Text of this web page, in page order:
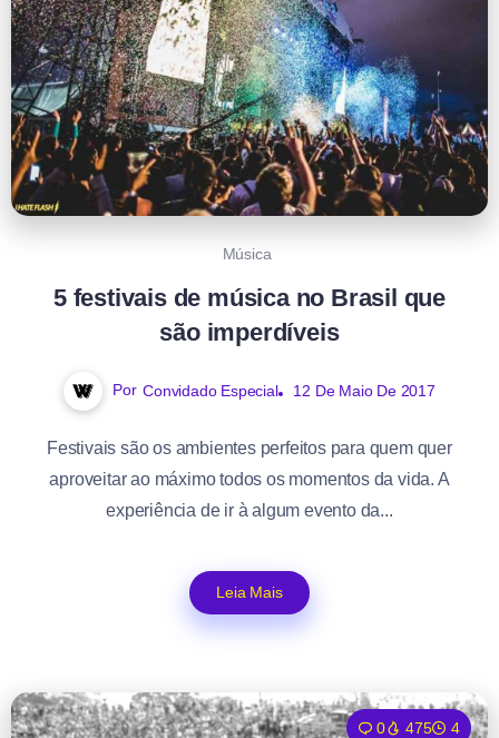
Música
5 festivais de música no Brasil que
são imperdíveis
Por Convidado Especial 12 De Maio De 2017
Festivais são os ambientes perfeitos para quem quer
aproveitar ao máximo todos os momentos da vida. A
experiência de ir à algum evento da...
Leia Mais
0 475 4